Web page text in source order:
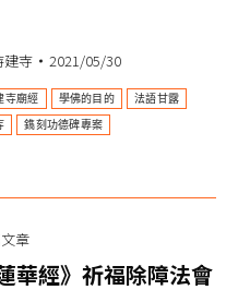
建寺
2021/05/30
寺廟經 學佛的目的 法語甘露
鐫刻功德碑專案
章
華經》祈福除障法會